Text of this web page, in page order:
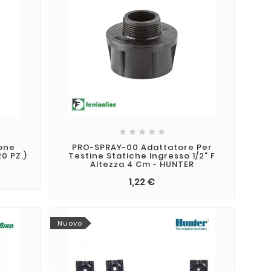
e consigli
Impianto di
del prato:
degli
prato bello è
gli
corretto
le aree
PZ.)
    
PRO-SPRAY-00 Adattatore Per
Testine Statiche Ingresso 1/2" F
Altezza 4 Cm - HUNTER
1,22 €
Nuovo